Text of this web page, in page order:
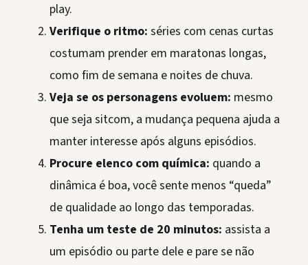
play.
Verifique o ritmo: séries com cenas curtas
costumam prender em maratonas longas,
como fim de semana e noites de chuva.
Veja se os personagens evoluem: mesmo
que seja sitcom, a mudança pequena ajuda a
manter interesse após alguns episódios.
Procure elenco com química: quando a
dinâmica é boa, você sente menos “queda”
de qualidade ao longo das temporadas.
Tenha um teste de 20 minutos: assista a
um episódio ou parte dele e pare se não